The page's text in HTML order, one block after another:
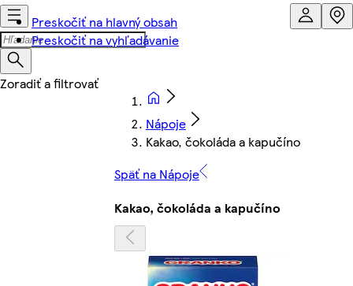
Preskočiť na hlavný obsah
Preskočiť na vyhľadávanie
Nápoje
Kakao, čokoláda a kapučíno
Späť na Nápoje
Kakao, čokoláda a kapučíno